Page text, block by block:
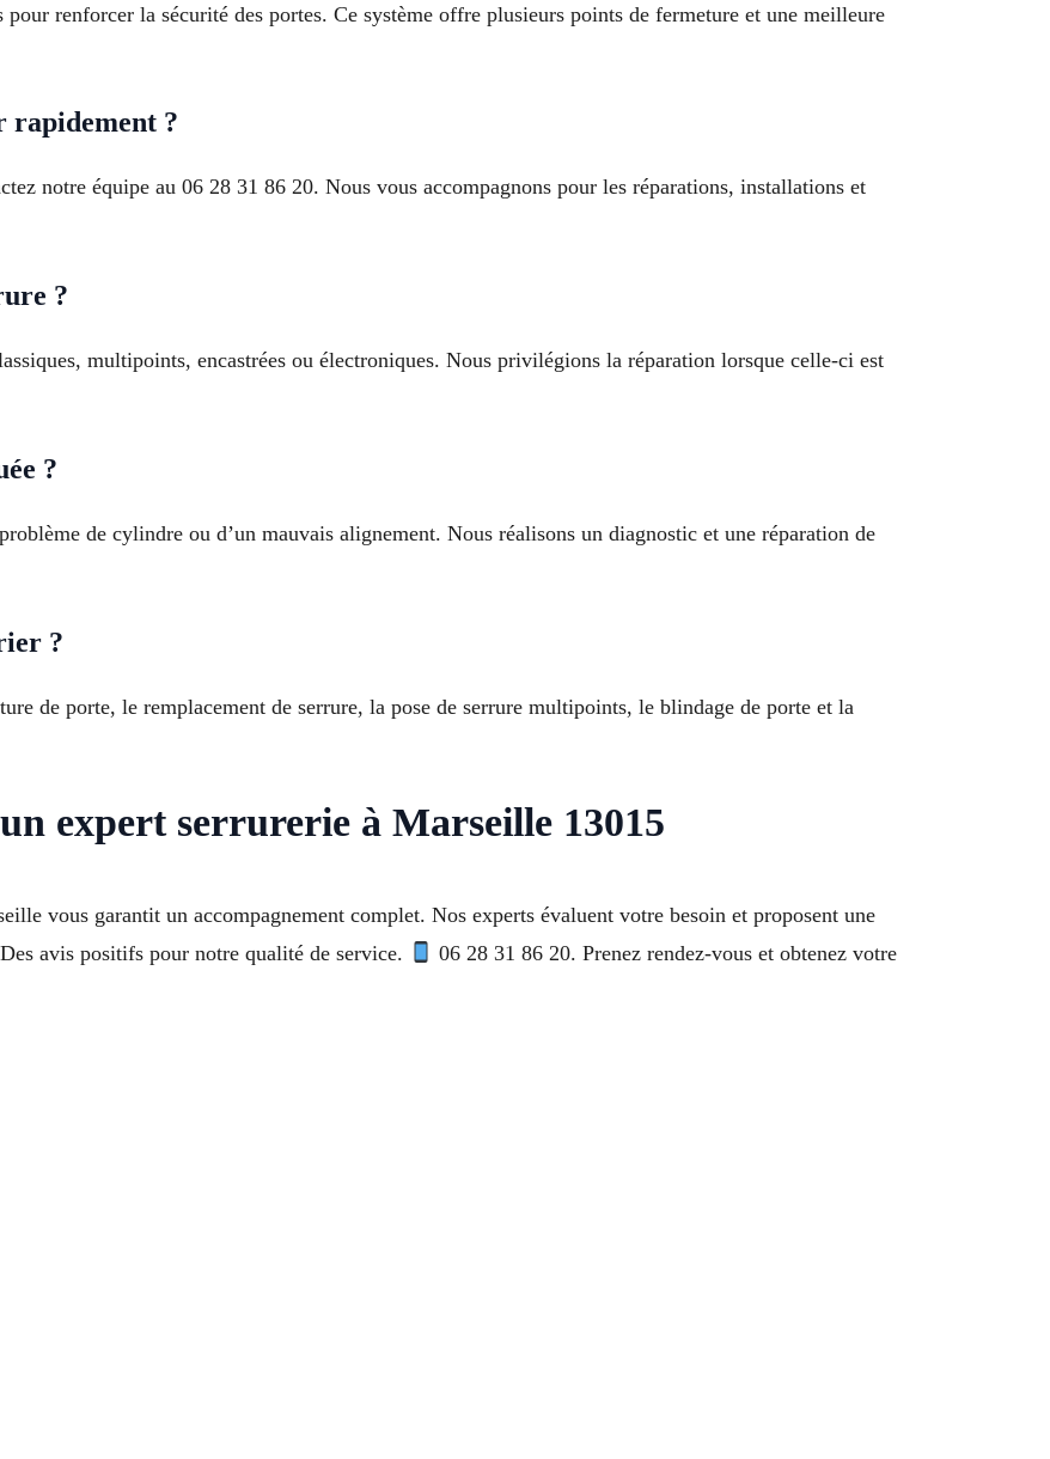
renforcer la sécurité des portes. Ce système offre plusieurs points de fermeture et une meilleure
rapidement ?
notre équipe au 06 28 31 86 20. Nous vous accompagnons pour les réparations, installations et
?
multipoints, encastrées ou électroniques. Nous privilégions la réparation lorsque celle-ci est
?
de cylindre ou d’un mauvais alignement. Nous réalisons un diagnostic et une réparation de
?
de porte, le remplacement de serrure, la pose de serrure multipoints, le blindage de porte et la
expert serrurerie à Marseille 13015
vous garantit un accompagnement complet. Nos experts évaluent votre besoin et proposent une
Des avis positifs pour notre qualité de service.
06 28 31 86 20. Prenez rendez-vous et obtenez votre